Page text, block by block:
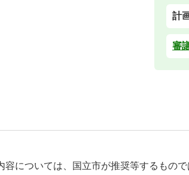
計
審
容については、 国立市が推奨等するもので